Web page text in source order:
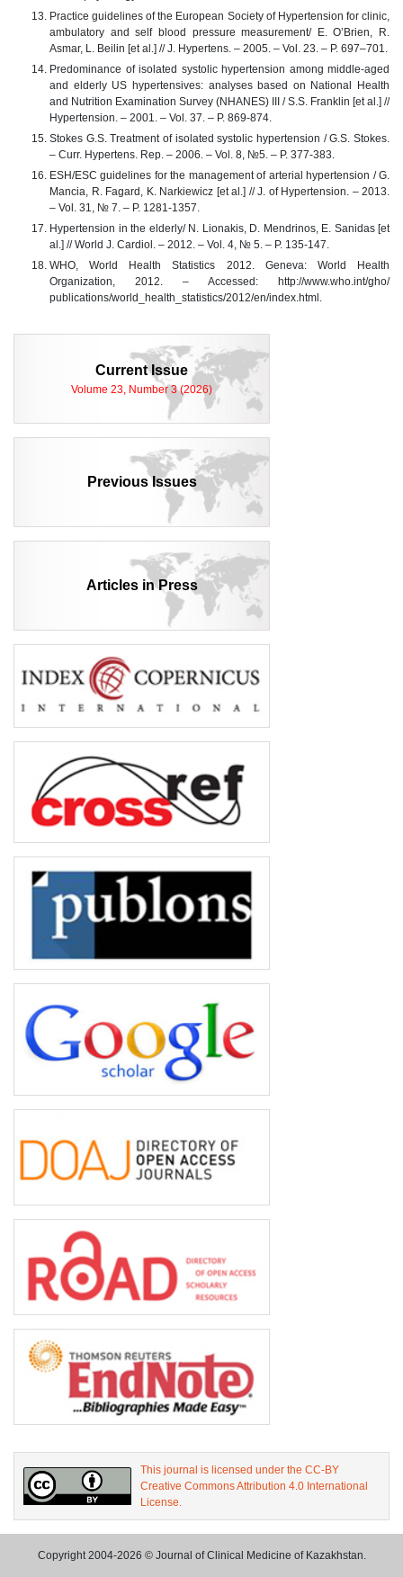
Practice guidelines of the European Society of Hypertension for clinic,
ambulatory and self blood pressure measurement/ E. O’Brien, R.
Asmar, L. Beilin [et al.] // J. Hypertens. – 2005. – Vol. 23. – Р. 697–701.
Predominance of isolated systolic hypertension among middle-aged
and elderly US hypertensives: analyses based on National Health
and Nutrition Examination Survey (NHANES) III / S.S. Franklin [et al.] //
Hypertension. – 2001. – Vol. 37. – P. 869-874.
Stokes G.S. Treatment of isolated systolic hypertension / G.S. Stokes.
– Curr. Hypertens. Rep. – 2006. – Vol. 8, №5. – P. 377-383.
ESH/ESC guidelines for the management of arterial hypertension / G.
Mancia, R. Fagard, K. Narkiewicz [et al.] // J. of Hypertension. – 2013.
– Vol. 31, № 7. – Р. 1281-1357.
Hypertension in the elderly/ N. Lionakis, D. Mendrinos, E. Sanidas [et
al.] // World J. Cardiol. – 2012. – Vol. 4, № 5. – Р. 135-147.
WHO, World Health Statistics 2012. Geneva: World Health
Organization, 2012. – Аccessed: http://www.who.int/gho/
publications/world_health_statistics/2012/en/index.html.
Current Issue
Volume 23, Number 3 (2026)
Previous Issues
Articles in Press
This journal is licensed under the CC-BY
Creative Commons Attribution 4.0 International
License.
Copyright 2004-2026 © Journal of Clinical Medicine of Kazakhstan.